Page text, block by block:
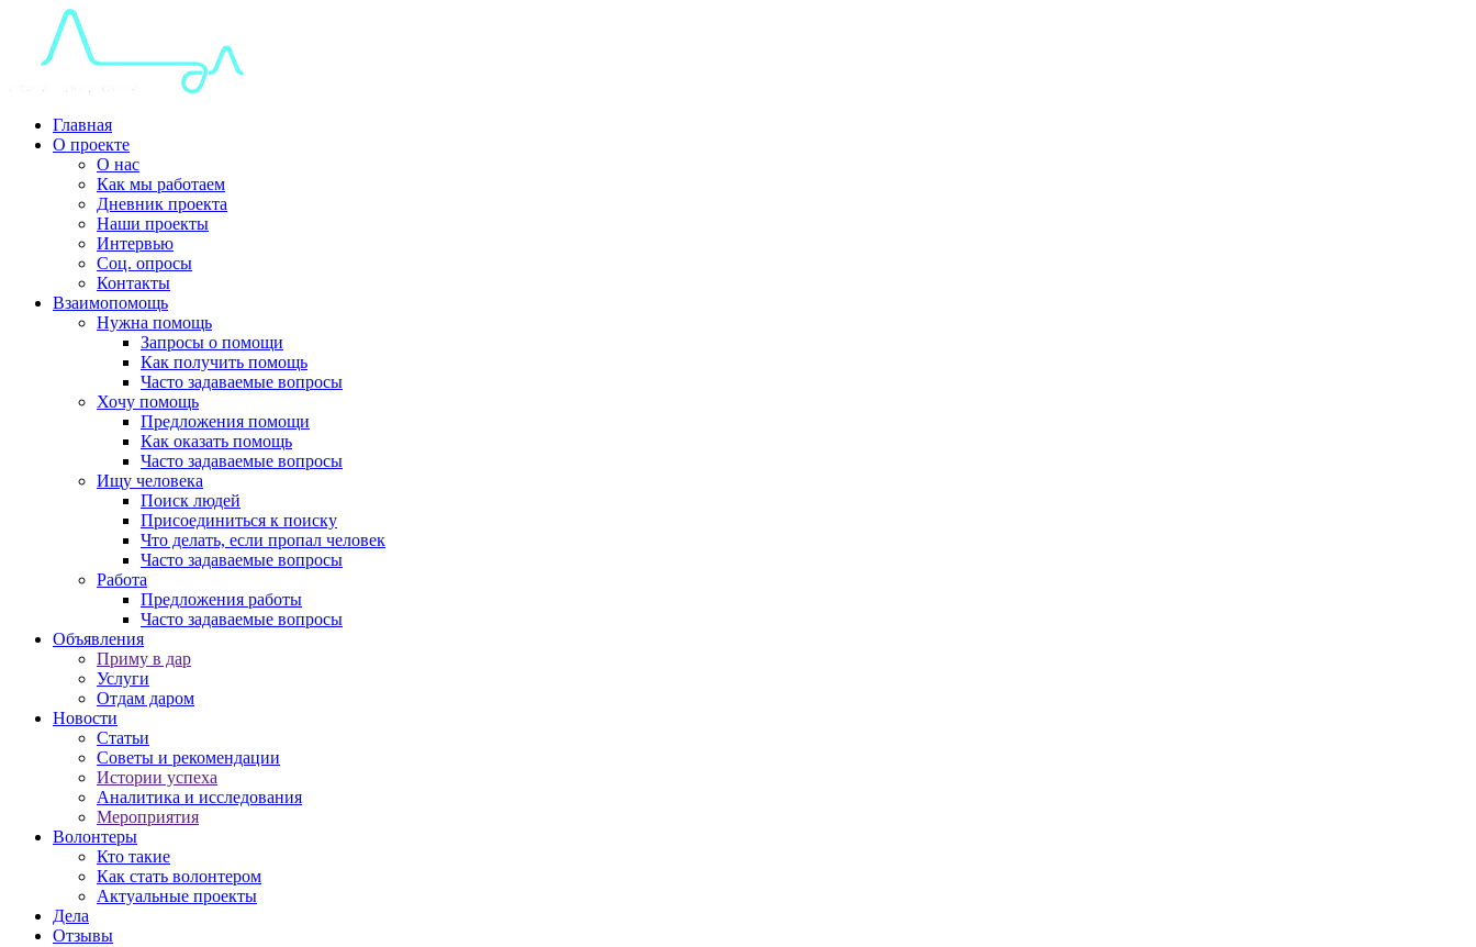
Главная
О проекте
О нас
Как мы работаем
Дневник проекта
Наши проекты
Интервью
Соц. опросы
Контакты
Взаимопомощь
Нужна помощь
Запросы о помощи
Как получить помощь
Часто задаваемые вопросы
Хочу помощь
Предложения помощи
Как оказать помощь
Часто задаваемые вопросы
Ищу человека
Поиск людей
Присоединиться к поиску
Что делать, если пропал человек
Часто задаваемые вопросы
Работа
Предложения работы
Часто задаваемые вопросы
Объявления
Приму в дар
Услуги
Отдам даром
Новости
Статьи
Советы и рекомендации
Истории успеха
Аналитика и исследования
Мероприятия
Волонтеры
Кто такие
Как стать волонтером
Актуальные проекты
Дела
Отзывы